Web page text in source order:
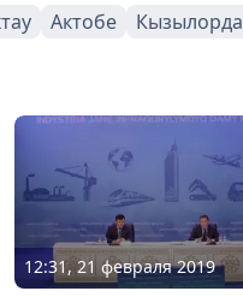
Актобе Кызылорда
12:31, 21 февраля 2019